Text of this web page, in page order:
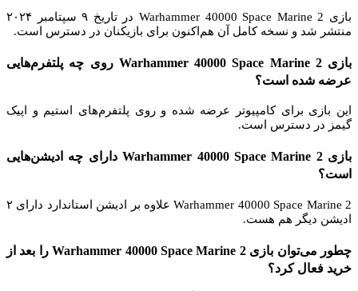
بازی Warhammer 40000 Space Marine 2 در تاریخ ۹ سپتامبر ۲۰۲۴
منتشر شد و نسخه کامل آن هم‌اکنون برای بازیکنان در دسترس است.
بازی Warhammer 40000 Space Marine 2 روی چه پلتفرم‌هایی
عرضه شده است؟
این بازی برای کامپیوتر عرضه شده و روی پلتفرم‌های استیم و اپیک
گیمز در دسترس است.
بازی Warhammer 40000 Space Marine 2 دارای چه ادیشن‌هایی
است؟
Warhammer 40000 Space Marine 2 علاوه بر ادیشن استاندارد دارای ۲
ادیشن دیگر هم هست.
چطور می‌توان بازی Warhammer 40000 Space Marine 2 را بعد از
خرید فعال کرد؟